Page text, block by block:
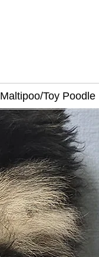
Maltipoo/Toy Poodle